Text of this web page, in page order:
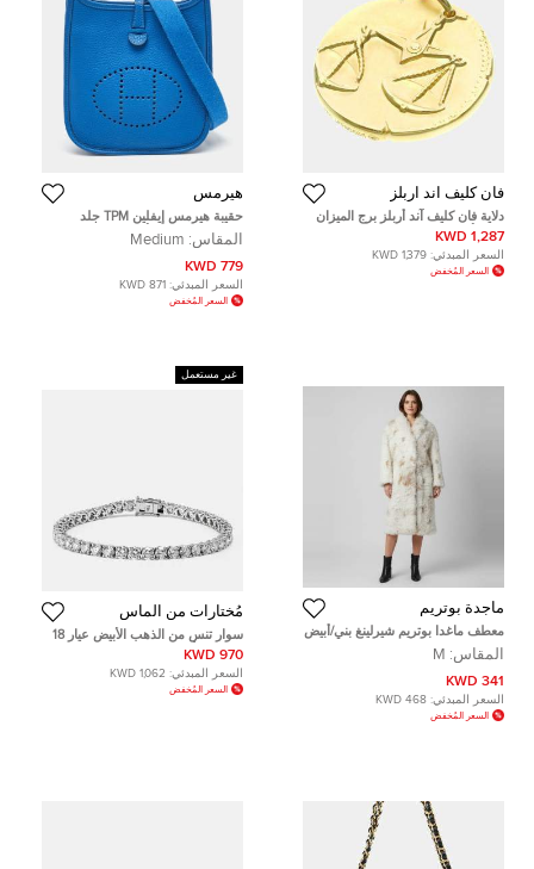
فان كليف آند اربلز
دلاية فان كليف آند أربلز برج الميزان
ذهب أصفر عيار 18
1,287 KWD
السعر المبدئي: 1,379 KWD
السعر المُخفض
هيرمس
حقيبة هيرمس إيفلين TPM جلد
كليمينس توريلون أزرق فرنسا
المقاس: Medium
779 KWD
السعر المبدئي: 871 KWD
السعر المُخفض
ماجدة بوتريم
معطف ماغدا بوتريم شيرلينغ بني/أبيض
بحزام مقاس وسط
المقاس: M
341 KWD
السعر المبدئي: 468 KWD
السعر المُخفض
غير مستعمل
مُختارات من الماس
سوار تنس من الذهب الأبيض عيار 18
مرصع بالألماس المختبري دائري
الشكل بوزن 11.00 قيراط
970 KWD
السعر المبدئي: 1,062 KWD
السعر المُخفض